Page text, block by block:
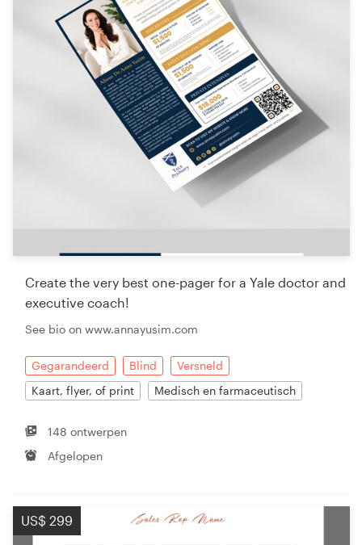
Create the very best one-pager for a Yale doctor and
executive coach!
See bio on www.annayusim.com
Gegarandeerd Blind
Versneld
Kaart, flyer, of print
Medisch en farmaceutisch
148 ontwerpen
Afgelopen
US$ 299